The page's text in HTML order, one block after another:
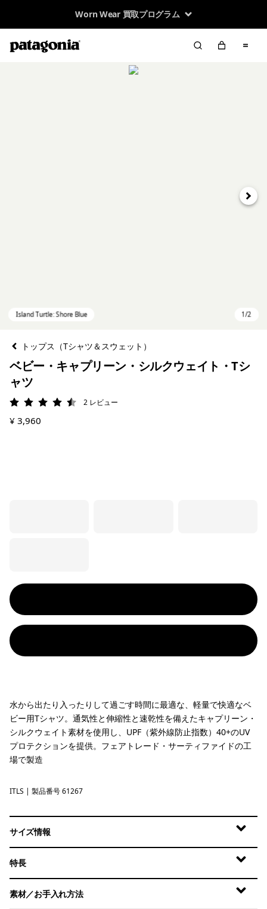
Worn Wear 買取プログラム
次へ
トップス（Tシャツ＆スウェット）
ベビー・キャプリーン・シルクウェイト・Tシ
ャツ
評価: 4.5 / 5
2 レビュー
¥ 3,960
水から出たり入ったりして過ごす時間に最適な、軽量で快適なベ
ビー用Tシャツ。通気性と伸縮性と速乾性を備えたキャプリーン・
シルクウェイト素材を使用し、UPF（紫外線防止指数）40+のUV
プロテクションを提供。フェアトレード・サーティファイドの工
場で製造
Island Turtle: Shore Blue
ITLS | 製品番号 61267
サイズ情報
特長
素材／お手入れ方法